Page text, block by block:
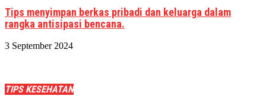
Tips menyimpan berkas pribadi dan keluarga dalam
rangka antisipasi bencana.
3 September 2024
TIPS KESEHATAN